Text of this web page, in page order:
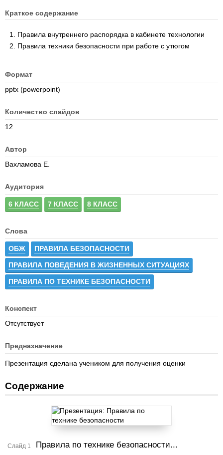
Краткое содержание
Правила внутреннего распорядка в кабинете технологии
Правила техники безопасности при работе с утюгом
Формат
pptx (powerpoint)
Количество слайдов
12
Автор
Вахламова Е.
Аудитория
6 КЛАСС 7 КЛАСС 8 КЛАСС
Слова
ОБЖ ПРАВИЛА БЕЗОПАСНОСТИ
ПРАВИЛА ПОВЕДЕНИЯ В ЖИЗНЕННЫХ СИТУАЦИЯХ
ПРАВИЛА ПО ТЕХНИКЕ БЕЗОПАСНОСТИ
Конспект
Отсутствует
Предназначение
Презентация сделана учеником для получения оценки
Содержание
Слайд 1 Правила по технике безопасности...